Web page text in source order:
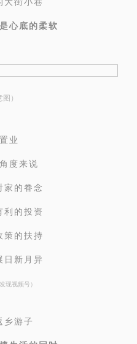
心底的柔软
图）
业
度来说
家的眷念
利的投资
策的扶持
日新月异
现视频号）
乡游子